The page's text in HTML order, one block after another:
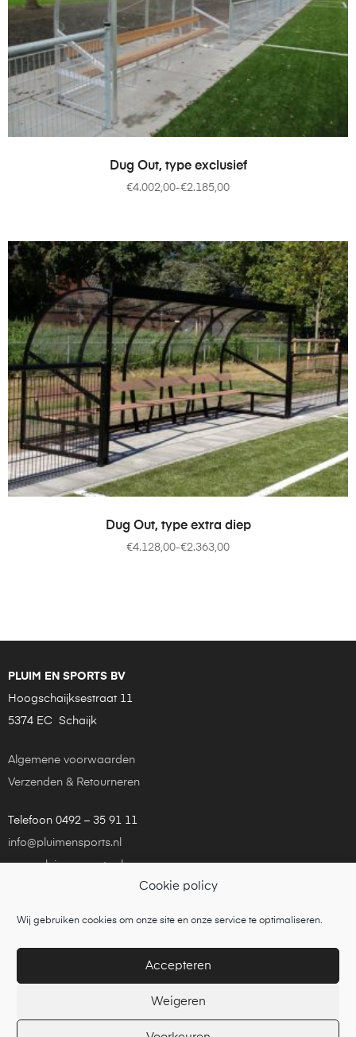
Cookie policy
Wij gebruiken cookies om onze site en onze service te optimaliseren.
Accepteren
Weigeren
OPTIES SELECTEREN
Dug Out, type exclusief
€2.185,00
-
€4.002,00
OPTIES SELECTEREN
Dug Out, type extra diep
€2.363,00
-
€4.128,00
PLUIM EN SPORTS BV
Hoogschaijksestraat 11
5374 EC Schaijk
Algemene voorwaarden
Verzenden & Retourneren
Telefoon 0492 – 35 91 11
info@pluimensports.nl
www.pluimensports.nl
Copyright © 2021Pluim en Sports is een onderdeel van
Tennisbouw Nederland BV